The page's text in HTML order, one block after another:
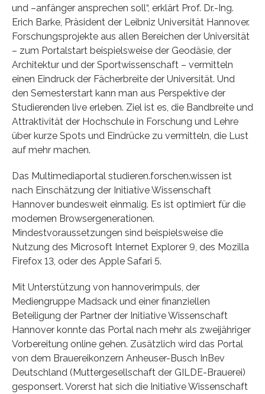
und –anfänger ansprechen soll“, erklärt Prof. Dr.-Ing.
Erich Barke, Präsident der Leibniz Universität Hannover.
Forschungsprojekte aus allen Bereichen der Universität
– zum Portalstart beispielsweise der Geodäsie, der
Architektur und der Sportwissenschaft – vermitteln
einen Eindruck der Fächerbreite der Universität. Und
den Semesterstart kann man aus Perspektive der
Studierenden live erleben. Ziel ist es, die Bandbreite und
Attraktivität der Hochschule in Forschung und Lehre
über kurze Spots und Eindrücke zu vermitteln, die Lust
auf mehr machen.
Das Multimediaportal studieren.forschen.wissen ist
nach Einschätzung der Initiative Wissenschaft
Hannover bundesweit einmalig. Es ist optimiert für die
modernen Browsergenerationen.
Mindestvoraussetzungen sind beispielsweise die
Nutzung des Microsoft Internet Explorer 9, des Mozilla
Firefox 13, oder des Apple Safari 5.
Mit Unterstützung von hannoverimpuls, der
Mediengruppe Madsack und einer finanziellen
Beteiligung der Partner der Initiative Wissenschaft
Hannover konnte das Portal nach mehr als zweijähriger
Vorbereitung online gehen. Zusätzlich wird das Portal
von dem Brauereikonzern Anheuser-Busch InBev
Deutschland (Muttergesellschaft der GILDE-Brauerei)
gesponsert. Vorerst hat sich die Initiative Wissenschaft